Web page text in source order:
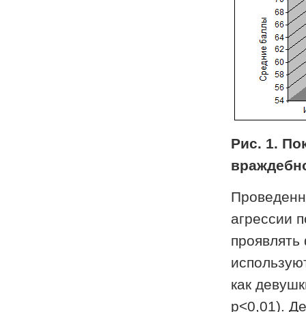
Рис. 1.
агрессии
как
p<0,01).